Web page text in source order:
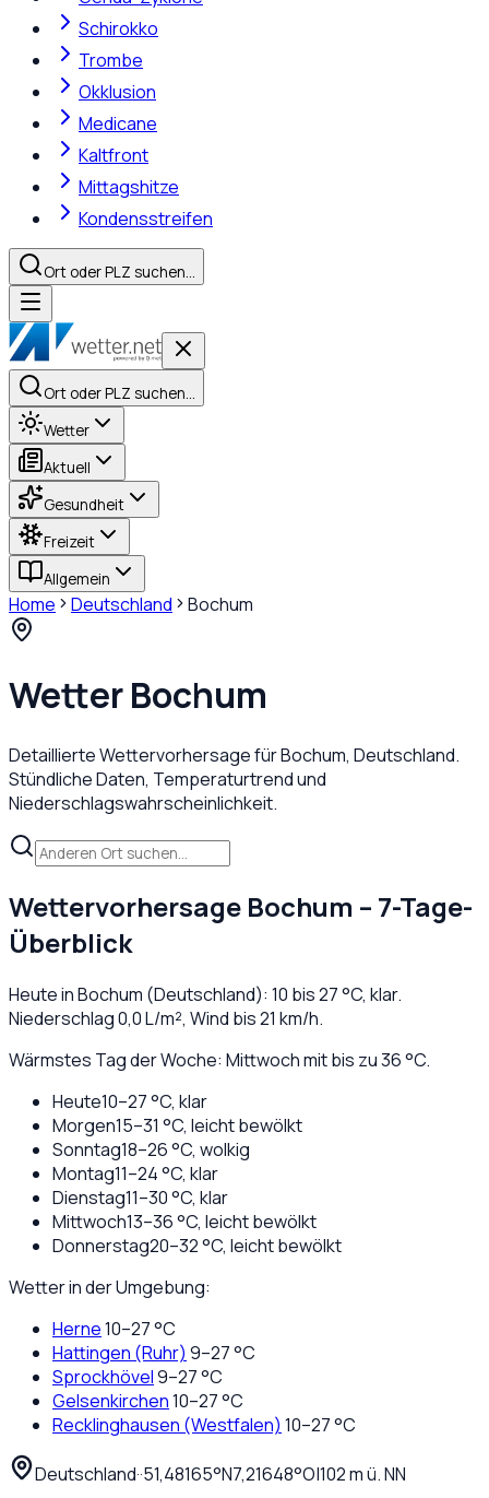
Schirokko
Trombe
Okklusion
Medicane
Kaltfront
Mittagshitze
Kondensstreifen
Ort oder PLZ suchen…
Ort oder PLZ suchen…
Wetter
Aktuell
Gesundheit
Freizeit
Allgemein
Home Deutschland Bochum
WetterBochum
Detaillierte Wettervorhersage fürBochum, Deutschland.
Stündliche Daten, Temperaturtrend und
Niederschlagswahrscheinlichkeit.
Wettervorhersage Bochum – 7-Tage-
Überblick
Heute inBochum (Deutschland): 10 bis27°C, klar.
Niederschlag0,0L/m², Wind bis21 km/h.
Wärmstes Tag der Woche: Mittwoch mit bis zu 36 °C.
Heute10–27°C, klar
Morgen15–31 °C, leicht bewölkt
Sonntag18–26°C, wolkig
Montag11–24°C, klar
Dienstag11–30°C, klar
Mittwoch13–36°C, leicht bewölkt
Donnerstag20–32°C, leicht bewölkt
Wetter in der Umgebung:
Herne10–27°C
Hattingen (Ruhr) 9–27°C
Sprockhövel9–27°C
Gelsenkirchen10–27°C
Recklinghausen (Westfalen) 10–27°C
Deutschland··51,48165°N7,21648°O|102m ü. NN